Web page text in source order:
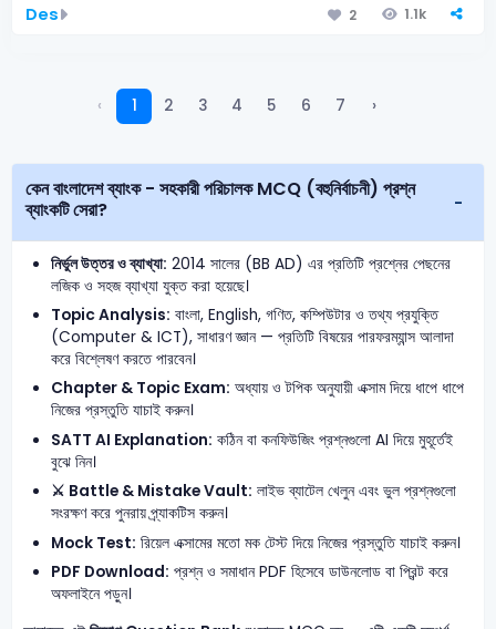
Des 2 1.1k
‹ 1 2 3 4 5 6 7 ›
কেন বাংলাদেশ ব্যাংক - সহকারী পরিচালক MCQ (বহুনির্বাচনী) প্রশ্ন
ব্যাংকটি সেরা?
নির্ভুল উত্তর ও ব্যাখ্যা: 2014 সালের (BB AD) এর প্রতিটি প্রশ্নের পেছনের
লজিক ও সহজ ব্যাখ্যা যুক্ত করা হয়েছে।
Topic Analysis: বাংলা, English, গণিত, কম্পিউটার ও তথ্য প্রযুক্তি
(Computer & ICT), সাধারণ জ্ঞান — প্রতিটি বিষয়ের পারফরম্যান্স আলাদা
করে বিশ্লেষণ করতে পারবেন।
Chapter & Topic Exam: অধ্যায় ও টপিক অনুযায়ী এক্সাম দিয়ে ধাপে ধাপে
নিজের প্রস্তুতি যাচাই করুন।
SATT AI Explanation: কঠিন বা কনফিউজিং প্রশ্নগুলো AI দিয়ে মুহূর্তেই
বুঝে নিন।
⚔️ Battle & Mistake Vault: লাইভ ব্যাটেল খেলুন এবং ভুল প্রশ্নগুলো
সংরক্ষণ করে পুনরায় প্র্যাকটিস করুন।
Mock Test: রিয়েল এক্সামের মতো মক টেস্ট দিয়ে নিজের প্রস্তুতি যাচাই করুন।
PDF Download: প্রশ্ন ও সমাধান PDF হিসেবে ডাউনলোড বা প্রিন্ট করে
অফলাইনে পড়ুন।